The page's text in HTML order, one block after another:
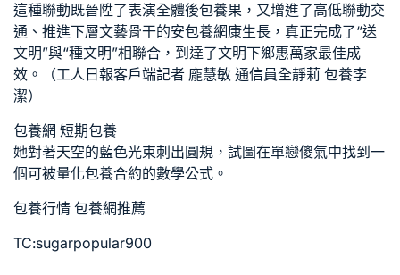
這種聯動既晉陞了表演全體後包養果，又增進了高低聯動交
通、推進下層文藝骨干的安包養網康生長，真正完成了“送
文明”與“種文明”相聯合，到達了文明下鄉惠萬家最佳成
效。（工人日報客戶端記者 龐慧敏 通信員全靜莉 包養李
潔）
包養網 短期包養
她對著天空的藍色光束刺出圓規，試圖在單戀傻氣中找到一
個可被量化包養合約的數學公式。
包養行情 包養網推薦
TC:sugarpopular900